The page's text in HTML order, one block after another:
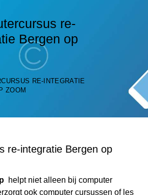
re-
Bergen op
RE-INTEGRATIE
ZOOM
re-integratie Bergen op
helpt niet alleen bij computer
ook computer cursussen of les